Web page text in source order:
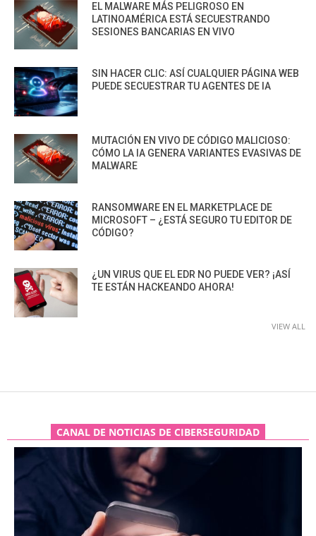
EL MALWARE MÁS PELIGROSO EN
LATINOAMÉRICA ESTÁ SECUESTRANDO
SESIONES BANCARIAS EN VIVO
SIN HACER CLIC: ASÍ CUALQUIER PÁGINA WEB
PUEDE SECUESTRAR TU AGENTES DE IA
MUTACIÓN EN VIVO DE CÓDIGO MALICIOSO:
CÓMO LA IA GENERA VARIANTES EVASIVAS DE
MALWARE
RANSOMWARE EN EL MARKETPLACE DE
MICROSOFT – ¿ESTÁ SEGURO TU EDITOR DE
CÓDIGO?
¿UN VIRUS QUE EL EDR NO PUEDE VER? ¡ASÍ
TE ESTÁN HACKEANDO AHORA!
VIEW ALL
CANAL DE NOTICIAS DE CIBERSEGURIDAD